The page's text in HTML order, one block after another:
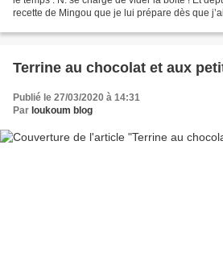
recette de Mingou que je lui prépare dès que
Terrine au chocolat et aux
Publié le 27/03/2020 à 14:31
Par loukoum blog